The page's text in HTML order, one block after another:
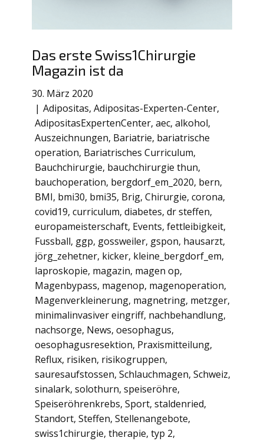
Das erste Swiss1Chirurgie
Magazin ist da
30. März 2020
Adipositas, Adipositas-Experten-Center,
AdipositasExpertenCenter, aec, alkohol,
Auszeichnungen, Bariatrie, bariatrische
operation, Bariatrisches Curriculum,
Bauchchirurgie, bauchchirurgie thun,
bauchoperation, bergdorf_em_2020, bern,
BMI, bmi30, bmi35, Brig, Chirurgie, corona,
covid19, curriculum, diabetes, dr steffen,
europameisterschaft, Events, fettleibigkeit,
Fussball, ggp, gossweiler, gspon, hausarzt,
jörg_zehetner, kicker, kleine_bergdorf_em,
laproskopie, magazin, magen op,
Magenbypass, magenop, magenoperation,
Magenverkleinerung, magnetring, metzger,
minimalinvasiver eingriff, nachbehandlung,
nachsorge, News, oesophagus,
oesophagusresektion, Praxismitteilung,
Reflux, risiken, risikogruppen,
sauresaufstossen, Schlauchmagen, Schweiz,
sinalark, solothurn, speiseröhre,
Speiseröhrenkrebs, Sport, staldenried,
Standort, Steffen, Stellenangebote,
swiss1chirurgie, therapie, typ 2,